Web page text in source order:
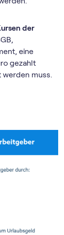
der
eine
gezahlt
werden muss.